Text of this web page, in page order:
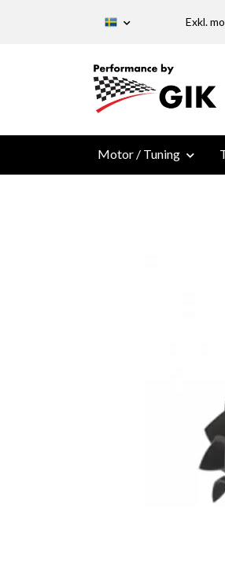
Exkl.
Motor / Tuning